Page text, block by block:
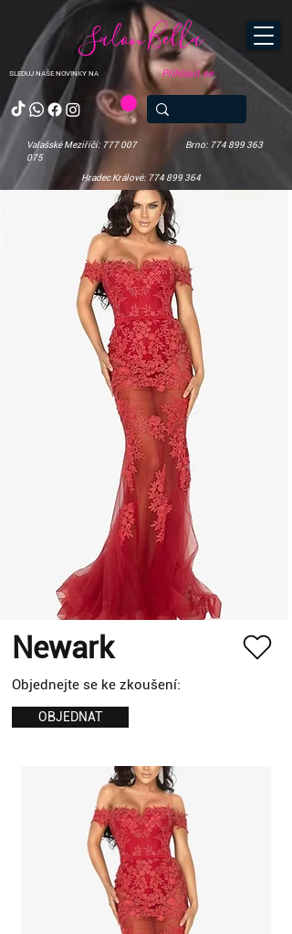
SLEDUJ NAŠE NOVINKY NA
Salon Bella
Valašské Meziříčí: 777 007
075
Brno: 774 899 363
Hradec Králové: 774 899 364
Přihlásit se
Newark
Objednejte se ke zkoušení:
OBJEDNAT